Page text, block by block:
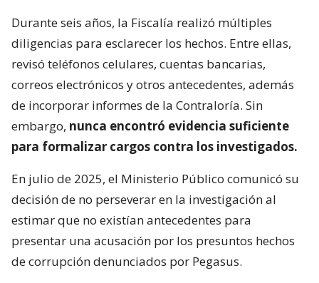
Durante seis años, la Fiscalía realizó múltiples
diligencias para esclarecer los hechos. Entre ellas,
revisó teléfonos celulares, cuentas bancarias,
correos electrónicos y otros antecedentes, además
de incorporar informes de la Contraloría. Sin
embargo, nunca encontró evidencia suficiente
para formalizar cargos contra los investigados.
En julio de 2025, el Ministerio Público comunicó su
decisión de no perseverar en la investigación al
estimar que no existían antecedentes para
presentar una acusación por los presuntos hechos
de corrupción denunciados por Pegasus.